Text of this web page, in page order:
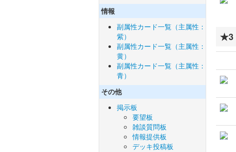
情報
副属性カード一覧（主属性：
紫）
副属性カード一覧（主属性：
黄）
副属性カード一覧（主属性：
青）
その他
掲示板
要望板
雑談質問板
情報提供板
デッキ投稿板
★3